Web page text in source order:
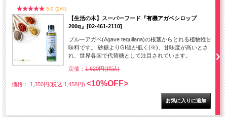
5.0 (2件)
【生活の木】スーパーフード『有機アガベシロップ
200g』[02-461-2110]
ブルーアガベ(Agave tequilana)の根茎からとれる植物性甘
味料です。 砂糖よりGI値が低く(※)、甘味度が高いとさ
れ、世界各国で代替糖として注目されています。
定価： 1,620円(税込)
価格： 1,350円(税込 1,458円) <10%OFF>